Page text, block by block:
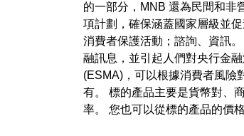
的一部分，MNB 還為民間和非
項計劃，確保涵蓋國家層級並
消費者保護活動；諮詢、資訊
融訊息，並引起人們對央行金
(ESMA)，可以根據消費者風險
有。 標的產品主要是貨幣對、
率。 您也可以從標的產品的價